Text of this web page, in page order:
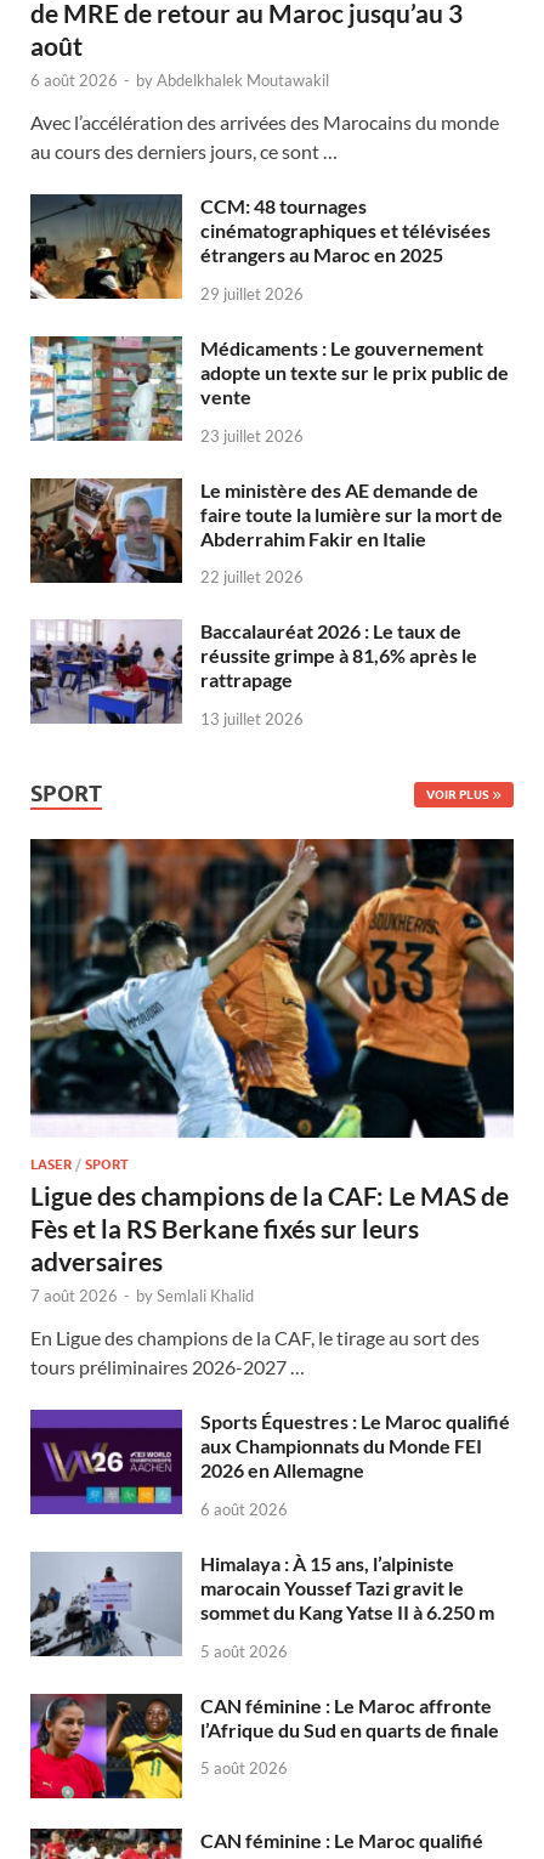
de MRE de retour au Maroc jusqu’au 3
août
6 août 2026 - byAbdelkhalek Moutawakil
Avec l’accélération des arrivées des Marocains du monde
au cours des derniers jours, ce sont …
CCM: 48 tournages
cinématographiques et télévisées
étrangers au Maroc en 2025
29 juillet 2026
Médicaments : Le gouvernement
adopte un texte sur le prix public de
vente
23 juillet 2026
Le ministère des AE demande de
faire toute la lumière sur la mort de
Abderrahim Fakir en Italie
22 juillet 2026
Baccalauréat 2026 : Le taux de
réussite grimpe à 81,6% après le
rattrapage
13 juillet 2026
SPORT VOIR PLUS
LASER / SPORT
Ligue des champions de la CAF: Le MAS de
Fès et la RS Berkane fixés sur leurs
adversaires
7 août 2026 - bySemlali Khalid
En Ligue des champions de la CAF, le tirage au sort des
tours préliminaires 2026-2027 …
Sports Équestres : Le Maroc qualifié
aux Championnats du Monde FEI
2026 en Allemagne
6 août 2026
Himalaya : À 15 ans, l’alpiniste
marocain Youssef Tazi gravit le
sommet du Kang Yatse II à 6.250 m
5 août 2026
CAN féminine : Le Maroc affronte
l’Afrique du Sud en quarts de finale
5 août 2026
CAN féminine : Le Maroc qualifié